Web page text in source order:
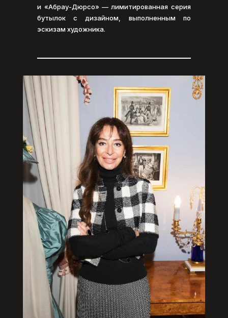
и «Абрау-Дюрсо» — лимитированная серия
бутылок с дизайном, выполненным по
эскизам художника.